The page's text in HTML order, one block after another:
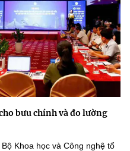
bưu chính và đo lường
Khoa học và Công nghệ tổ